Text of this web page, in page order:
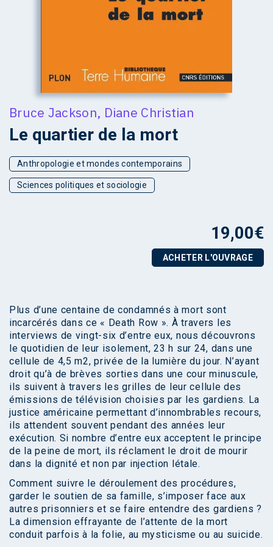
Bruce Jackson, Diane Christian
Le quartier de la mort
Anthropologie et mondes contemporains
Sciences politiques et sociologie
19,00€
ACHETER L'OUVRAGE
Plus d’une centaine de condamnés à mort sont
incarcérés dans ce « Death Row ». À travers les
interviews de vingt-six d’entre eux, nous découvrons
le quotidien de leur isolement, 23 h sur 24, dans une
cellule de 4,5 m2, privée de la lumière du jour. N’ayant
droit qu’à de brèves sorties dans une cour minuscule,
ils suivent à travers les grilles de leur cellule des
émissions de télévision choisies par les gardiens. La
justice américaine permettant d’innombrables recours,
ils attendent souvent pendant des années leur
exécution. Si nombre d’entre eux acceptent le principe
de la peine de mort, ils réclament le droit de mourir
dans la dignité et non par injection létale.
Comment suivre le déroulement des procédures,
garder le soutien de sa famille, s’imposer face aux
autres prisonniers et se faire entendre des gardiens ?
La dimension effrayante de l’attente de la mort
conduit parfois à la folie, au mysticisme ou au suicide.